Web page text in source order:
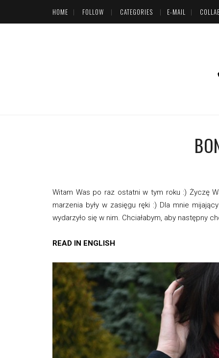
HOME FOLLOW CATEGORIES E-MAIL
Witam Was po raz ostatni w tym roku :) Życzę
marzenia były w zasięgu ręki :) Dla mnie
wydarzyło się w nim. Chciałabym, aby następny
READ IN ENGLISH